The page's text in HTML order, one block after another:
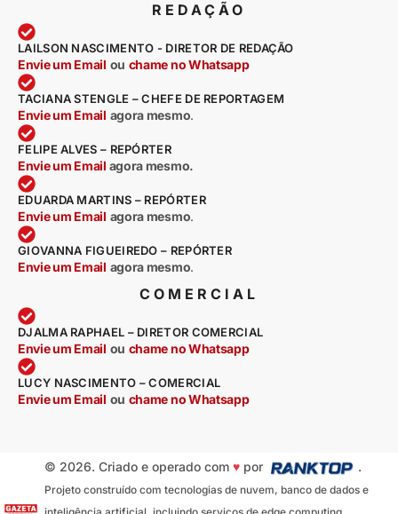
REDAÇÃO
LAILSON NASCIMENTO - DIRETOR DE REDAÇÃO
Envie um Email ou chame no Whatsapp
TACIANA STENGLE – CHEFE DE REPORTAGEM
Envie um Email agora mesmo.
FELIPE ALVES – REPÓRTER
Envie um Email agora mesmo.
EDUARDA MARTINS – REPÓRTER
Envie um Email agora mesmo.
GIOVANNA FIGUEIREDO – REPÓRTER
Envie um Email agora mesmo.
COMERCIAL
DJALMA RAPHAEL – DIRETOR COMERCIAL
Envie um Email ou chame no Whatsapp
LUCY NASCIMENTO – COMERCIAL
Envie um Email ou chame no Whatsapp
© 2026. Criado e operado com ♥por .
Projeto construído com tecnologias de nuvem, banco de dados e